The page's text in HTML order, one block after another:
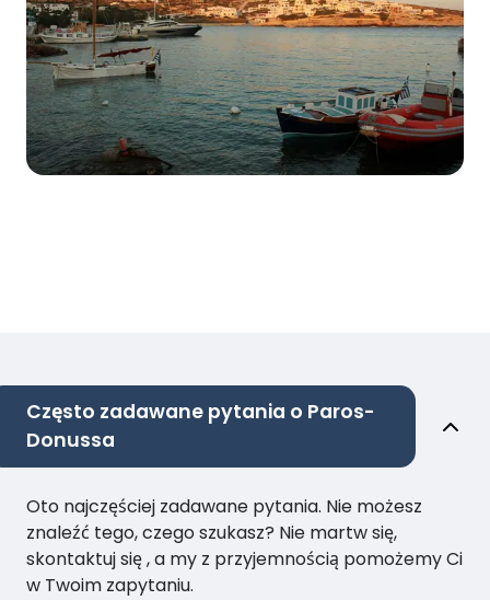
Często zadawane pytania o Paros-
Donussa
Oto najczęściej zadawane pytania. Nie możesz
znaleźć tego, czego szukasz? Nie martw się,
skontaktuj się , a my z przyjemnością pomożemy Ci
w Twoim zapytaniu.